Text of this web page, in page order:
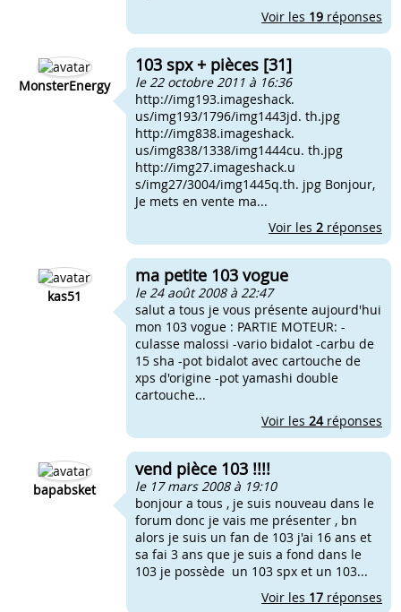
Voir les 19 réponses
MonsterEnergy
103 spx + pièces [31]
le 22 octobre 2011 à 16:36
http://img193.imageshack.
us/img193/1796/img1443jd. th.jpg
http://img838.imageshack.
us/img838/1338/img1444cu. th.jpg
http://img27.imageshack.u
s/img27/3004/img1445q.th. jpg Bonjour,
Je mets en vente ma...
Voir les 2 réponses
kas51
ma petite 103 vogue
le 24 août 2008 à 22:47
salut a tous je vous présente aujourd'hui
mon 103 vogue : PARTIE MOTEUR: -
culasse malossi -vario bidalot -carbu de
15 sha -pot bidalot avec cartouche de
xps d'origine -pot yamashi double
cartouche...
Voir les 24réponses
bapabsket
vend pièce 103 !!!!
le 17 mars 2008 à 19:10
bonjour a tous , je suis nouveau dans le
forum donc je vais me présenter , bn
alors je suis un fan de 103 j'ai 16 ans et
sa fai 3 ans que je suis a fond dans le
103 je possède un 103 spx et un 103...
Voir les 17 réponses